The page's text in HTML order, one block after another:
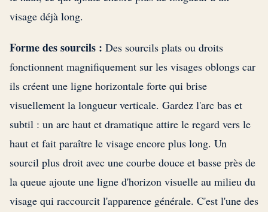
visage déjà long.
Forme des sourcils : Des sourcils plats ou droits
fonctionnent magnifiquement sur les visages oblongs car
ils créent une ligne horizontale forte qui brise
visuellement la longueur verticale. Gardez l'arc bas et
subtil : un arc haut et dramatique attire le regard vers le
haut et fait paraître le visage encore plus long. Un
sourcil plus droit avec une courbe douce et basse près de
la queue ajoute une ligne d'horizon visuelle au milieu du
visage qui raccourcit l'apparence générale. C'est l'une des